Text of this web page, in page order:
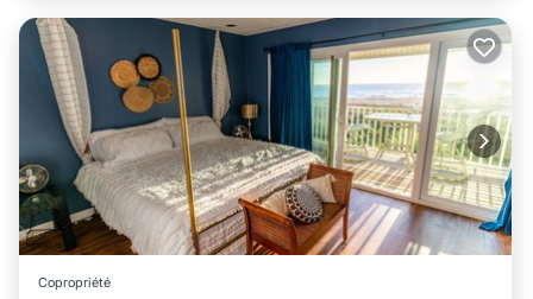
Copropriété